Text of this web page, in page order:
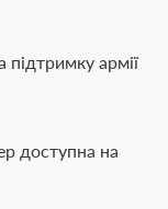
армії
доступна на